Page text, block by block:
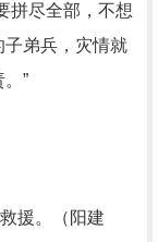
拼尽全部，不想
弟兵，灾情就
”
援。（阳建